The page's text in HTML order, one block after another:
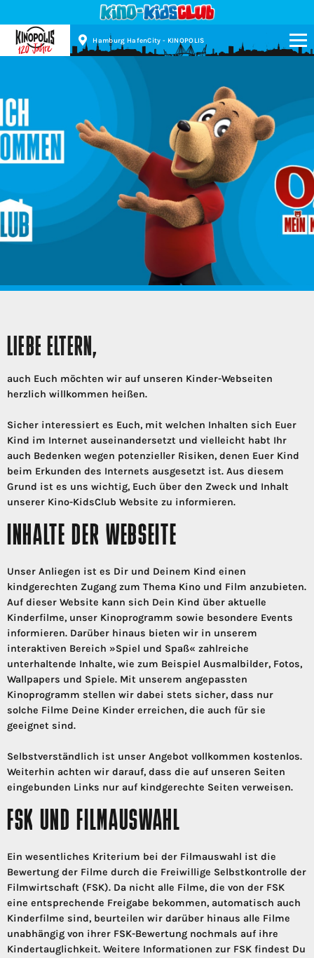
Hamburg HafenCity - KINOPOLIS
LIEBE ELTERN,
auch Euch möchten wir auf unseren Kinder-Webseiten
herzlich willkommen heißen.
Sicher interessiert es Euch, mit welchen Inhalten sich Euer
Kind im Internet auseinandersetzt und vielleicht habt Ihr
auch Bedenken wegen potenzieller Risiken, denen Euer Kind
beim Erkunden des Internets ausgesetzt ist. Aus diesem
Grund ist es uns wichtig, Euch über den Zweck und Inhalt
unserer Kino-KidsClub Website zu informieren.
INHALTE DER WEBSEITE
Unser Anliegen ist es Dir und Deinem Kind einen
kindgerechten Zugang zum Thema Kino und Film anzubieten.
Auf dieser Website kann sich Dein Kind über aktuelle
Kinderfilme, unser Kinoprogramm sowie besondere Events
informieren. Darüber hinaus bieten wir in unserem
interaktiven Bereich »Spiel und Spaß« zahlreiche
unterhaltende Inhalte, wie zum Beispiel Ausmalbilder, Fotos,
Wallpapers und Spiele. Mit unserem angepassten
Kinoprogramm stellen wir dabei stets sicher, dass nur
solche Filme Deine Kinder erreichen, die auch für sie
geeignet sind.
Selbstverständlich ist unser Angebot vollkommen kostenlos.
Weiterhin achten wir darauf, dass die auf unseren Seiten
eingebunden Links nur auf kindgerechte Seiten verweisen.
FSK UND FILMAUSWAHL
Ein wesentliches Kriterium bei der Filmauswahl ist die
Bewertung der Filme durch die Freiwillige Selbstkontrolle der
Filmwirtschaft (FSK). Da nicht alle Filme, die von der FSK
eine entsprechende Freigabe bekommen, automatisch auch
Kinderfilme sind, beurteilen wir darüber hinaus alle Filme
unabhängig von ihrer FSK-Bewertung nochmals auf ihre
Kindertauglichkeit. Weitere Informationen zur FSK findest Du